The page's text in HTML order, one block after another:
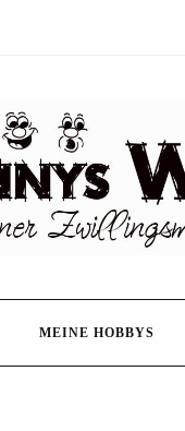
MEINE HOBBYS